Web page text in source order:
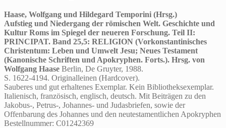
Haase, Wolfgang und Hildegard Temporini (Hrsg.)
Aufstieg und Niedergang der römischen Welt. Geschichte und
Kultur Roms im Spiegel der neueren Forschung. Teil II:
PRINCIPAT. Band 25,5: RELIGION (Vorkonstantinisches
Christentum: Leben und Umwelt Jesu; Neues Testament
(Kanonische Schriften und Apokryphen. Forts.). Hrsg. von
Wolfgang Haase Berlin, De Gruyter, 1988.
S. 1622-4194. Originalleinen (Hardcover).
Sauberes und gut erhaltenes Exemplar. Kein Bibliotheksexemplar.
Italienisch, französisch, englisch, deutsch. Mit Beiträgen zu den
Jakobus-, Petrus-, Johannes- und Judasbriefen, sowie der
Offenbarung des Johannes und den neutestamentlichen Apokryphen
Bestellnummer: C01242369